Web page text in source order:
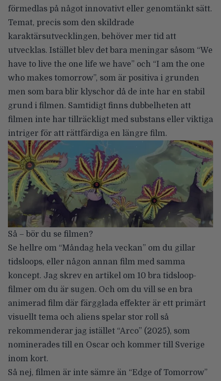
förmedlas på något innovativt eller genomtänkt sätt.
Temat, precis som den skildrade
karaktärsutvecklingen, behöver mer tid att
utvecklas. Istället blev det bara meningar såsom “We
have to live the one life we have” och “I am the one
who makes tomorrow”, som är positiva i grunden
men som bara blir klyschor då de inte har en stabil
grund i filmen. Samtidigt finns dubbelheten att
filmen inte har tillräckligt med substans eller viktiga
intriger för att rättfärdiga en längre film.
Så – bör du se filmen?
Se hellre om “Måndag hela veckan” om du gillar
tidsloops, eller någon annan film med samma
koncept. Jag skrev en artikel om 10 bra tidsloop-
filmer om du är sugen. Och om du vill se en bra
animerad film där färgglada effekter är ett primärt
visuellt tema och aliens spelar stor roll så
rekommenderar jag istället “Arco” (2025), som
nominerades till en Oscar och kommer till Sverige
inom kort.
Så nej, filmen är inte sämre än “Edge of Tomorrow”